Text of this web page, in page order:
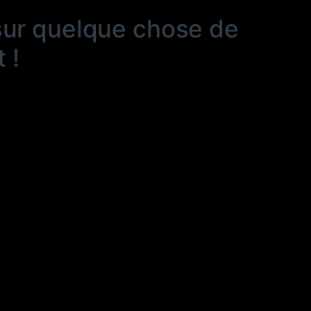
quelque chose de
!